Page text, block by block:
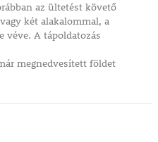
az ültetést követő
két alakalommal, a
véve. A tápoldatozás
megnedvesített földet